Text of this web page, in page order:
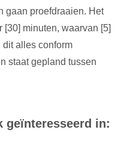
gaan proefdraaien. Het
minuten, waarvan [5]
dit alles conform
staat gepland tussen
geïnteresseerd in: